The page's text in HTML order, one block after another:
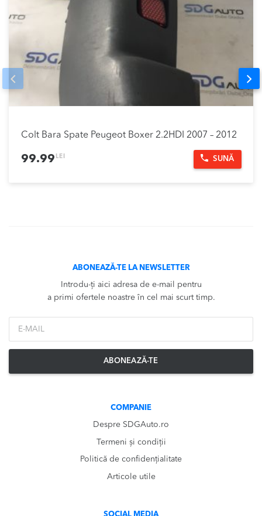
Colt Bara Spate Peugeot Boxer 2.2HDI 2007 – 2012
99.99 LEI SUNĂ
Prev
ABONEAZĂ-TE LA NEWSLETTER
Introdu-ți aici adresa de e-mail pentru
a primi ofertele noastre în cel mai scurt timp.
ABONEAZĂ-TE
COMPANIE
Despre SDGAuto.ro
Termeni și condiții
Politică de confidențialitate
Articole utile